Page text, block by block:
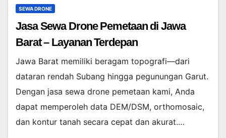
SEWA DRONE
Jasa Sewa Drone Pemetaan di Jawa
Barat – Layanan Terdepan
Jawa Barat memiliki beragam topografi—dari
dataran rendah Subang hingga pegunungan Garut.
Dengan jasa sewa drone pemetaan kami, Anda
dapat memperoleh data DEM/DSM, orthomosaic,
dan kontur tanah secara cepat dan akurat.…